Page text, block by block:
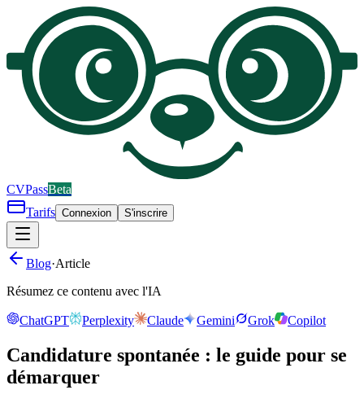
CVPassBeta
Tarifs Connexion S'inscrire
Blog·Article
Résumez ce contenu avec l'IA
ChatGPT Perplexity Claude Gemini Grok Copilot
Candidature spontanée : le guide pour se
démarquer